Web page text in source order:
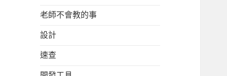
老師不會教的事
設計
速查